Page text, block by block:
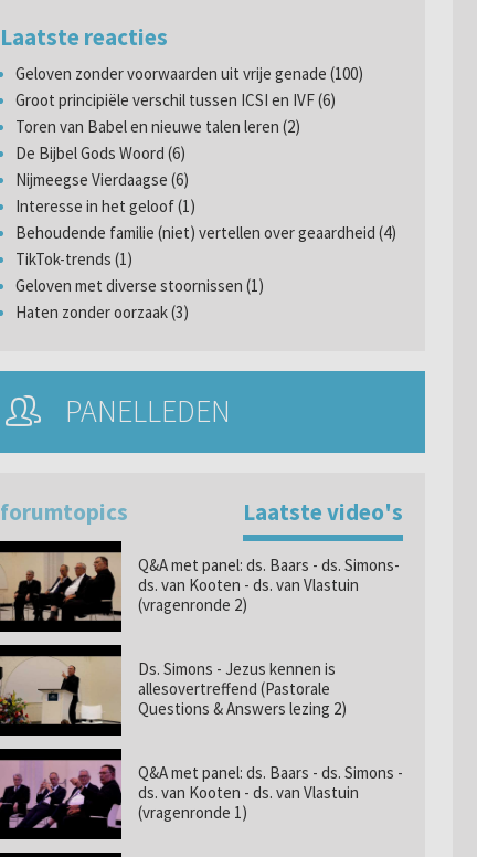
Laatste reacties
Geloven zonder voorwaarden uit vrije genade (100)
Groot principiële verschil tussen ICSI en IVF (6)
Toren van Babel en nieuwe talen leren (2)
De Bijbel Gods Woord (6)
Nijmeegse Vierdaagse (6)
Interesse in het geloof (1)
Behoudende familie (niet) vertellen over geaardheid (4)
TikTok-trends (1)
Geloven met diverse stoornissen (1)
Haten zonder oorzaak (3)
PANELLEDEN
forumtopics Laatste video's
Q&A met panel: ds. Baars - ds. Simons-
ds. van Kooten - ds. van Vlastuin
(vragenronde 2)
Ds. Simons - Jezus kennen is
allesovertreffend (Pastorale
Questions & Answers lezing 2)
Q&A met panel: ds. Baars - ds. Simons -
ds. van Kooten - ds. van Vlastuin
(vragenronde 1)